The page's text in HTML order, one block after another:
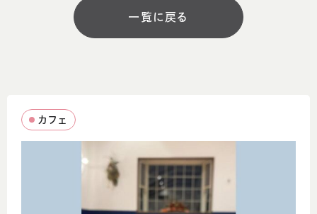
営業時間
11:00～18:00
水曜日、第4日曜日
あり 13台
一覧に戻る
カフェ